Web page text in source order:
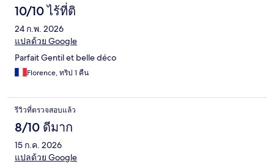
10/10 ไร้ที่ติ
24 ก.พ. 2026
แปลด้วย Google
Parfait Gentil et belle déco
Florence, ทริป 1 คืน
รีวิวที่ตรวจสอบแล้ว
8/10 ดีมาก
15 ก.ค. 2026
แปลด้วย Google